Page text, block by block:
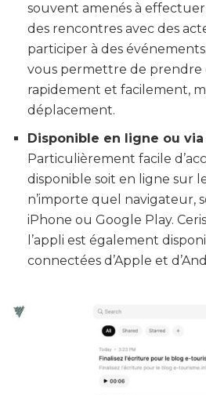
souvent amenés à effectuer
des rencontres avec des
participer à des
vous permettre de prendre
rapidement et facilement,
déplacement.
Disponible en ligne ou
Particulièrement facile
disponible soit en ligne sur
n’importe quel navigateur,
iPhone ou Google Play.
l’appli est également
connectées d’Apple et